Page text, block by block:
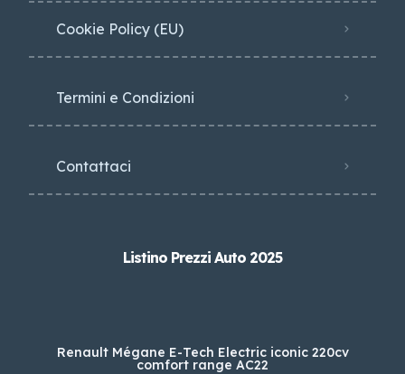
Cookie Policy (EU)
Termini e Condizioni
Contattaci
Listino Prezzi Auto 2025
Renault Mégane E-Tech Electric iconic 220cv
comfort range AC22